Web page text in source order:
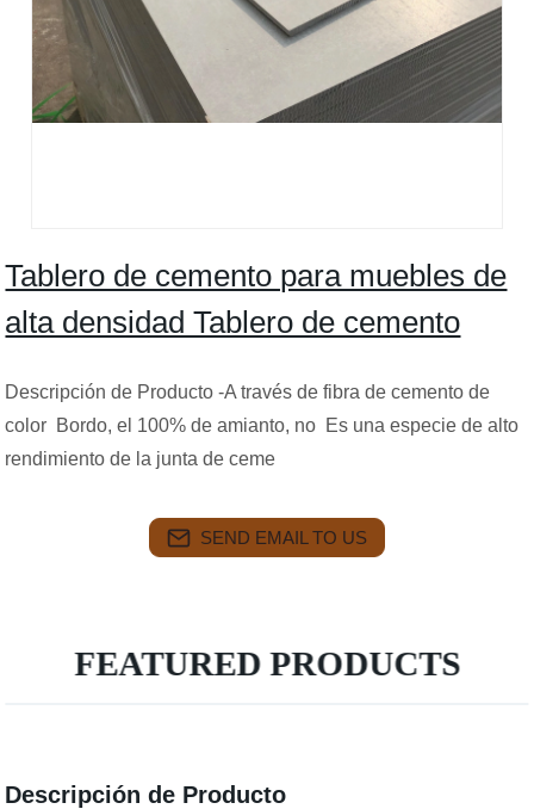
Tablero de cemento para muebles de
alta densidad Tablero de cemento
Descripción de Producto -A través de fibra de cemento de
color Bordo, el 100% de amianto, no Es una especie de alto
rendimiento de la junta de ceme
SEND EMAIL TO US
FEATURED PRODUCTS
Descripción de Producto